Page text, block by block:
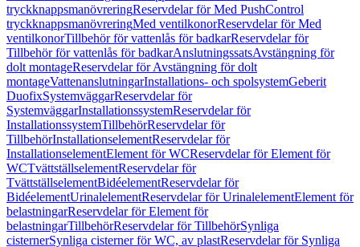
tryckknappsmanövreringReservdelar för Med PushControl
tryckknappsmanövreringMed ventilkonorReservdelar för Med
ventilkonorTillbehör för vattenlås för badkarReservdelar för
Tillbehör för vattenlås för badkarAnslutningssatsAvstängning för
dolt montageReservdelar för Avstängning för dolt
montageVattenanslutningarInstallations- och spolsystemGeberit
DuofixSystemväggarReservdelar för
SystemväggarInstallationssystemReservdelar för
InstallationssystemTillbehörReservdelar för
TillbehörInstallationselementReservdelar för
InstallationselementElement för WCReservdelar för Element för
WCTvättställselementReservdelar för
TvättställselementBidéelementReservdelar för
BidéelementUrinalelementReservdelar för UrinalelementElement för
belastningarReservdelar för Element för
belastningarTillbehörReservdelar för TillbehörSynliga
cisternerSynliga cisterner för WC, av plastReservdelar för Synliga